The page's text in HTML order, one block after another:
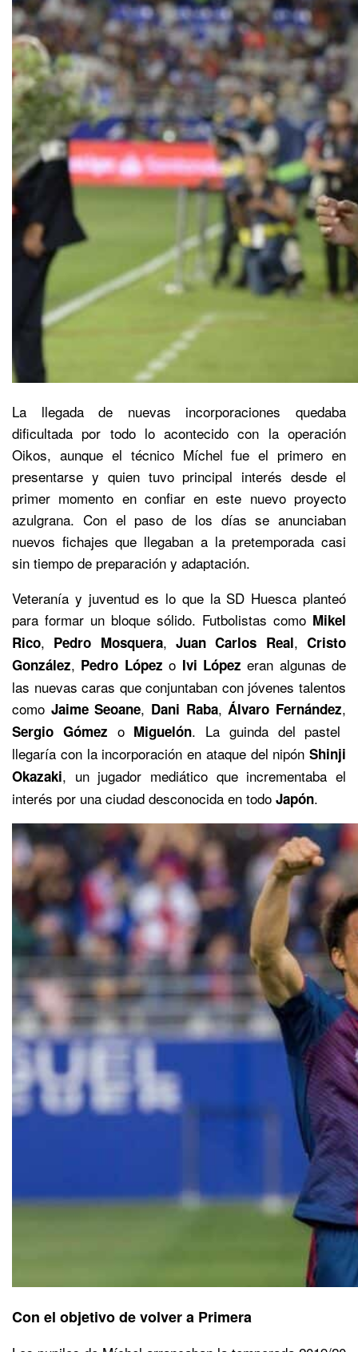
La llegada de nuevas incorporaciones quedaba
dificultada por todo lo acontecido con la operación
Oikos, aunque el técnico Míchel fue el primero en
presentarse y quien tuvo principal interés desde el
primer momento en confiar en este nuevo proyecto
azulgrana. Con el paso de los días se anunciaban
nuevos fichajes que llegaban a la pretemporada casi
sin tiempo de preparación y adaptación.
Veteranía y juventud es lo que la SD Huesca planteó
para formar un bloque sólido. Futbolistas como Mikel
Rico, Pedro Mosquera,Juan Carlos Real,Cristo
González, Pedro López o Ivi Lópezeran algunas de
las nuevas caras que conjuntaban con jóvenes talentos
como Jaime Seoane, Dani Raba, Álvaro Fernández,
Sergio Gómez o Miguelón. La guinda del pastel
llegaría con la incorporación en ataque del nipón Shinji
Okazaki, un jugador mediático que incrementaba el
interés por una ciudad desconocida en todo Japón.
Con el objetivo de volver a Primera